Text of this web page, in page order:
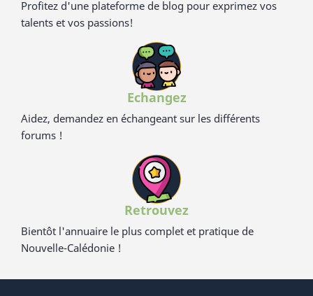
Profitez d'une plateforme de blog pour exprimez vos
talents et vos passions!
Echangez
Aidez, demandez en échangeant sur les différents
forums !
Retrouvez
Bientôt l'annuaire le plus complet et pratique de
Nouvelle-Calédonie !